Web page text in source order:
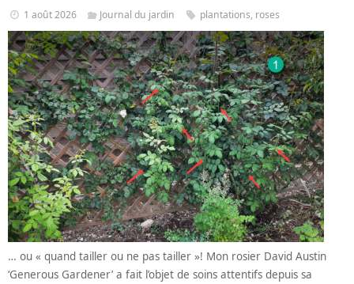
1 août 2026 Journal du jardin plantations, roses
… ou « quand tailler ou ne pas tailler »! Mon rosier David Austin
‘Generous Gardener’ a fait l’objet de soins attentifs depuis sa